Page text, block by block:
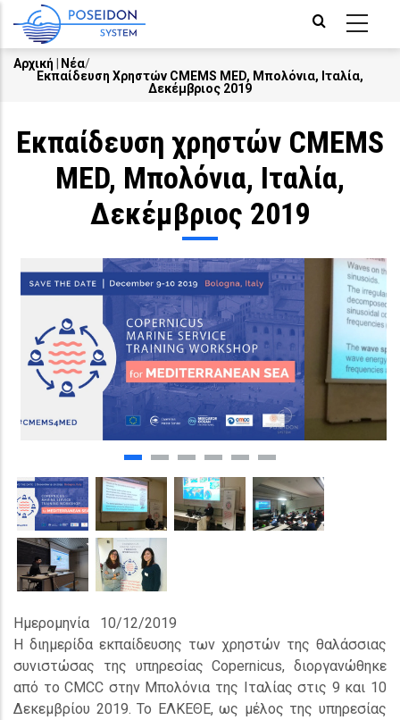
main
Breadcrumb
Αρχική Νέα/
Εκπαίδευση Χρηστών CMEMS MED, Μπολόνια, Ιταλία,
Δεκέμβριος 2019
Εκπαίδευση χρηστών CMEMS
MED, Μπολόνια, Ιταλία,
Δεκέμβριος 2019
Ημερομηνία
10/12/2019
Η διημερίδα εκπαίδευσης των χρηστών της θαλάσσιας
συνιστώσας της υπηρεσίας Copernicus, διοργανώθηκε
από το CMCC στην Μπολόνια της Ιταλίας στις 9 και 10
Δεκεμβρίου 2019. Το ΕΛΚΕΘΕ, ως μέλος της υπηρεσίας